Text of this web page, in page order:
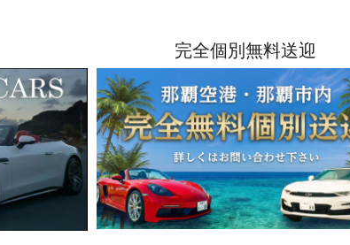
完全個別無料送迎